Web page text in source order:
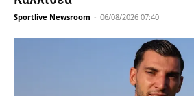
Sportlive Newsroom - 06/08/2026 07:40